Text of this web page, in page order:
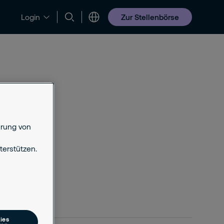
Login Zur Stellenbörse
Jobs & Karriere
von